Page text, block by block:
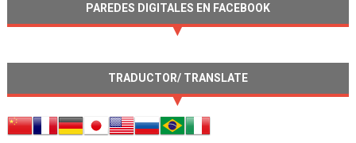
PAREDES DIGITALES EN FACEBOOK
TRADUCTOR/ TRANSLATE